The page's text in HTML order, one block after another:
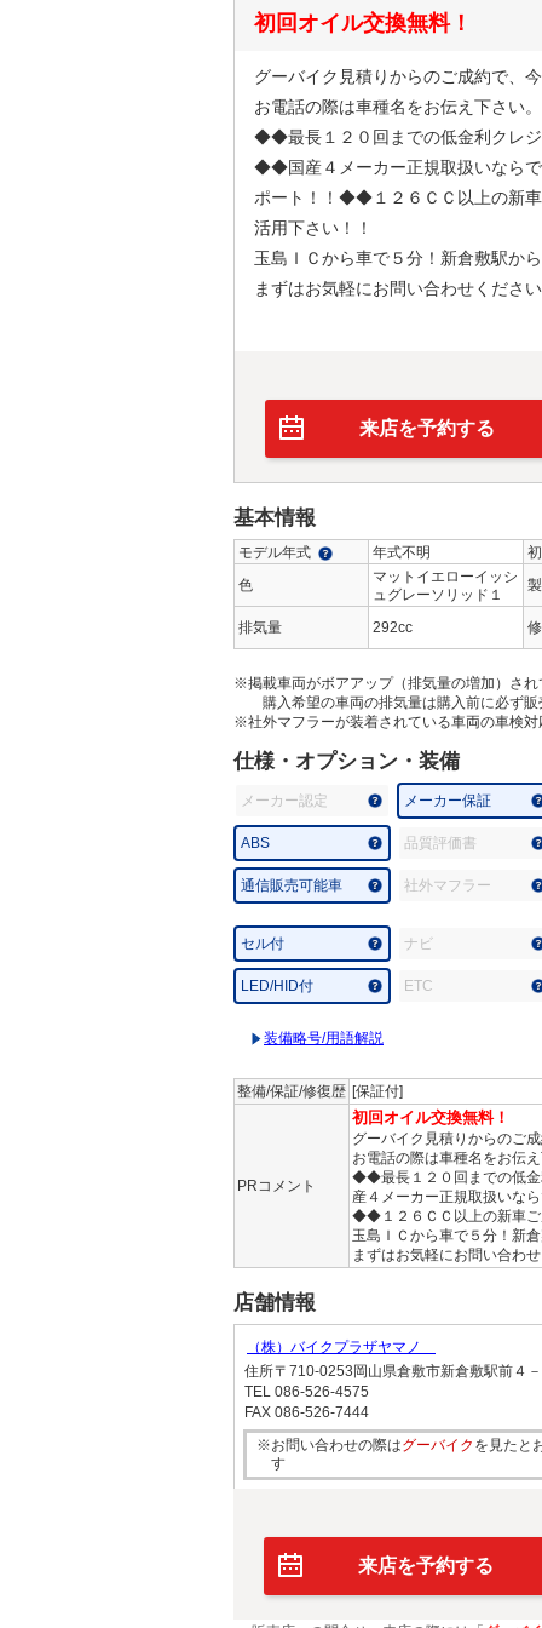
初回オイル交換無料！
グーバイク見積りからのご成約で、
お電話の際は車種名をお伝え下さい。
◆◆最長１２０回までの低金利クレ
◆◆国産４メーカー正規取扱いなら
ポート！！◆◆１２６ＣＣ以上の新
活用下さい！！
玉島ＩＣから車で５分！新倉敷駅か
まずはお気軽にお問い合わせくださ
来店を予約する
基本情報
モデル年式 年式不明
色
マットイエローイッシ
ュグレーソリッド１
排気量 292cc
※掲載車両がボアアップ（排気量の増加）さ
購入希望の車両の排気量は購入前に必ず販
※社外マフラーが装着されている車両の車検
仕様・オプション・装備
メーカー認定 メーカー保証
ABS 品質評価書
通信販売可能車 社外マフラー
セル付 ナビ
LED/HID付 ETC
装備略号/用語解説
整備/保証/修復歴 [保証付]
PRコメント
初回オイル交換無料！
グーバイク見積りからのご
お電話の際は車種名をお伝
◆◆最長１２０回までの低
産４メーカー正規取扱いな
◆◆１２６ＣＣ以上の新車ご
玉島ＩＣから車で５分！新
まずはお気軽にお問い合わ
店舗情報
（株）バイクプラザヤマノ
住所〒710-0253岡山県倉敷市新倉敷駅前４
TEL 086-526-4575
FAX 086-526-7444
※お問い合わせの際はグーバイク を見たと
す
来店を予約する